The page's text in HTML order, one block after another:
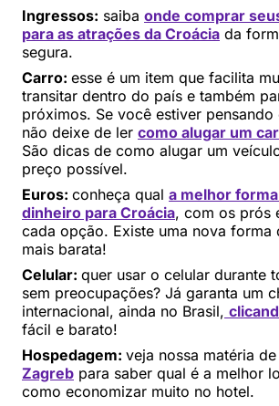
Ingressos: saiba onde comprar
para as atrações da Croácia da
segura.
Carro: esse é um item que facilita
transitar dentro do país e também
próximos. Se você estiver pensando
não deixe de ler como alugar um
São dicas de como alugar um
preço possível.
Euros: conheça qual a melhor
dinheiro para Croácia, com os prós
cada opção. Existe uma nova forma
mais barata!
Celular: quer usar o celular durante
sem preocupações? Já garanta um
internacional, ainda no Brasil,
fácil e barato!
Hospedagem: veja nossa matéria de
Zagreb para saber qual é a melhor
como economizar muito no hotel.